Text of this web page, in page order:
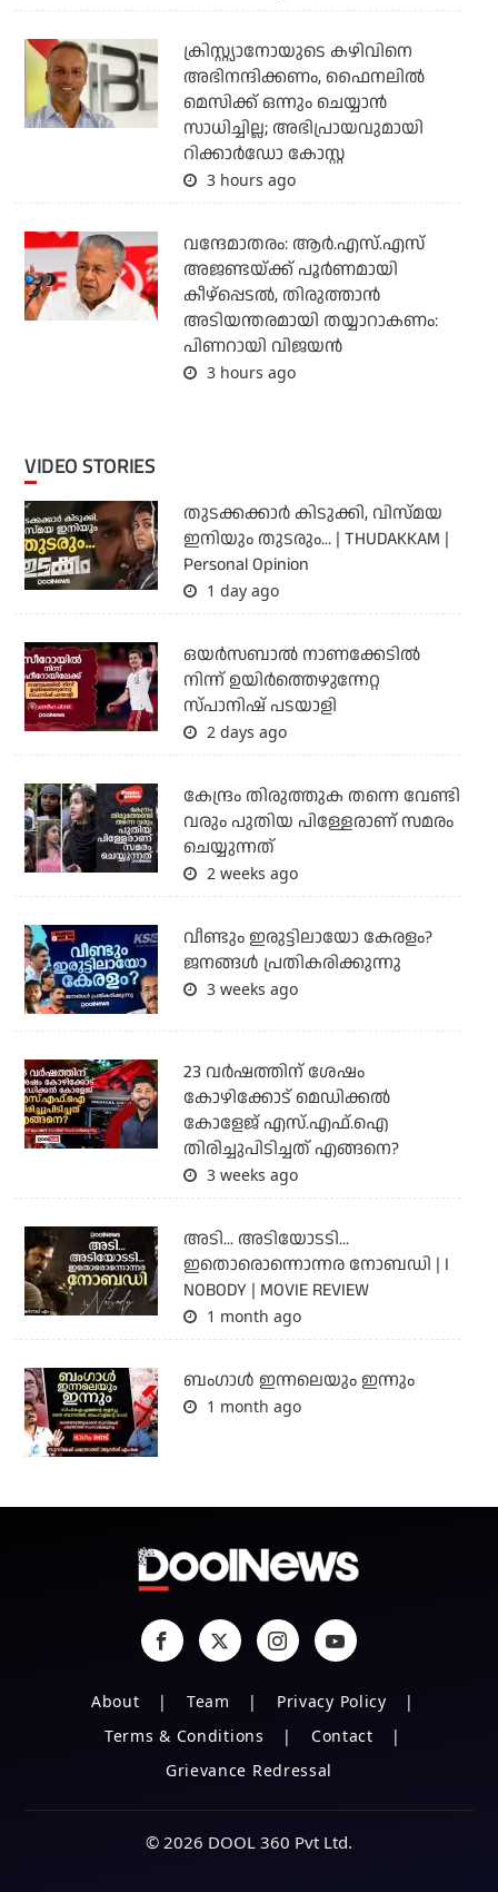
ക്രിസ്റ്റ്യാനോയുടെ കഴിവിനെ
അഭിനന്ദിക്കണം, ഫൈനലില്‍
മെസിക്ക് ഒന്നും ചെയ്യാന്‍
സാധിച്ചില്ല; അഭിപ്രായവുമായി
റിക്കാര്‍ഡോ കോസ്റ്റ
3 hours ago
വന്ദേമാതരം: ആര്‍.എസ്.എസ്
അജണ്ടയ്ക്ക് പൂര്‍ണമായി
കീഴ്‌പ്പെടല്‍, തിരുത്താന്‍
അടിയന്തരമായി തയ്യാറാകണം:
പിണറായി വിജയന്‍
3 hours ago
VIDEO STORIES
തുടക്കക്കാര്‍ കിടുക്കി, വിസ്മയ
ഇനിയും തുടരും... | THUDAKKAM |
Personal Opinion
1 day ago
ഒയര്‍സബാൽ നാണക്കേടിൽ
നിന്ന് ഉയിർത്തെഴുന്നേറ്റ
സ്പാനിഷ് പടയാളി
2 days ago
കേന്ദ്രം തിരുത്തുക തന്നെ വേണ്ടി
വരും പുതിയ പിള്ളേരാണ് സമരം
ചെയ്യുന്നത്
2 weeks ago
വീണ്ടും ഇരുട്ടിലായോ കേരളം?
ജനങ്ങൾ പ്രതികരിക്കുന്നു
3 weeks ago
23 വർഷത്തിന് ശേഷം
കോഴിക്കോട് മെഡിക്കൽ
കോളേജ് എസ്.എഫ്.ഐ
തിരിച്ചുപിടിച്ചത് എങ്ങനെ?
3 weeks ago
അടി... അടിയോടടി...
ഇതൊരൊന്നൊന്നര നോബഡി | I
NOBODY | MOVIE REVIEW
1 month ago
ബംഗാള്‍ ഇന്നലെയും ഇന്നും
1 month ago
About Team
Privacy Policy
Terms & Conditions
Contact
Grievance Redressal
© 2026 DOOL 360 Pvt Ltd.